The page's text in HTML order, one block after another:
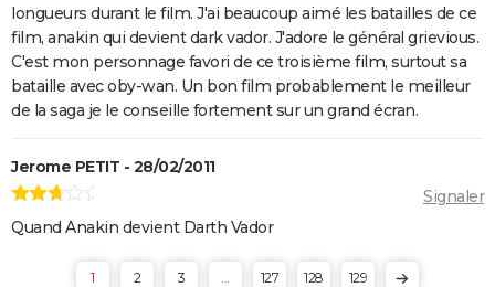
longueurs durant le film. J'ai beaucoup aimé les batailles de ce
film, anakin qui devient dark vador. J'adore le général grievious.
C'est mon personnage favori de ce troisième film, surtout sa
bataille avec oby-wan. Un bon film probablement le meilleur
de la saga je le conseille fortement sur un grand écran.
Jerome PETIT - 28/02/2011
Signaler
Quand Anakin devient Darth Vador
1 2 3 127 128 129